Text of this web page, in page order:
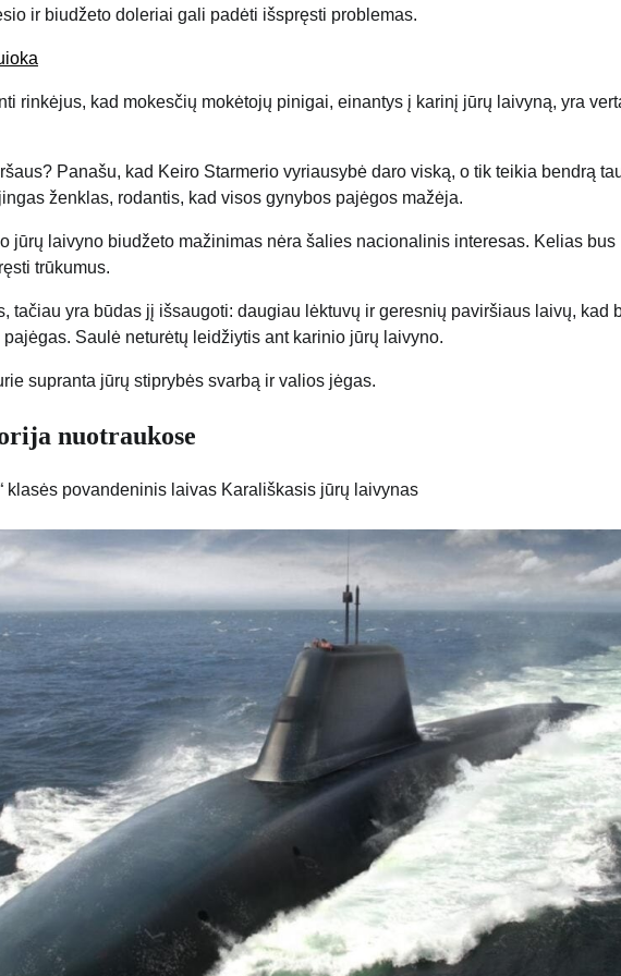
ir biudžeto doleriai gali padėti išspręsti problemas.
rinkėjus, kad mokesčių mokėtojų pinigai, einantys į karinį jūrų laivyną, yra
Panašu, kad Keiro Starmerio vyriausybė daro viską, o tik teikia bendrą
ženklas, rodantis, kad visos gynybos pajėgos mažėja.
jūrų laivyno biudžeto mažinimas nėra šalies nacionalinis interesas. Kelias bus
trūkumus.
tačiau yra būdas jį išsaugoti: daugiau lėktuvų ir geresnių paviršiaus laivų, kad
Saulė neturėtų leidžiytis ant karinio jūrų laivyno.
supranta jūrų stiprybės svarbą ir valios jėgas.
nuotraukose
klasės povandeninis laivas Karališkasis jūrų laivynas